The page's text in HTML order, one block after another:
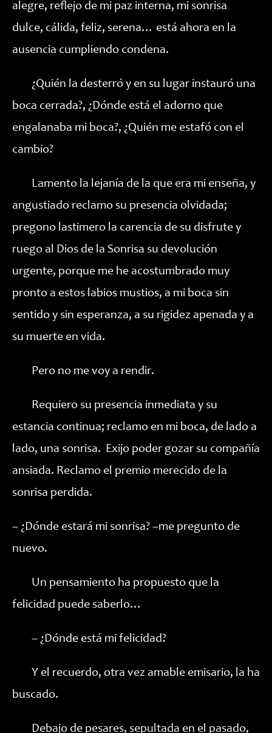
alegre, reflejo de mi paz interna, mi sonrisa
dulce, cálida, feliz, serena… está ahora en la
ausencia cumpliendo condena.
¿Quién la desterró y en su lugar instauró una
boca cerrada?, ¿Dónde está el adorno que
engalanaba mi boca?, ¿Quién me estafó con el
cambio?
Lamento la lejanía de la que era mi enseña, y
angustiado reclamo su presencia olvidada;
pregono lastimero la carencia de su disfrute y
ruego al Dios de la Sonrisa su devolución
urgente, porque me he acostumbrado muy
pronto a estos labios mustios, a mi boca sin
sentido y sin esperanza, a su rigidez apenada y a
su muerte en vida.
Pero no me voy a rendir.
Requiero su presencia inmediata y su
estancia continua; reclamo en mi boca, de lado a
lado, una sonrisa. Exijo poder gozar su compañía
ansiada. Reclamo el premio merecido de la
sonrisa perdida.
– ¿Dónde estará mi sonrisa? –me pregunto de
nuevo.
Un pensamiento ha propuesto que la
felicidad puede saberlo…
– ¿Dónde está mi felicidad?
Y el recuerdo, otra vez amable emisario, la ha
buscado.
Debajo de pesares, sepultada en el pasado,